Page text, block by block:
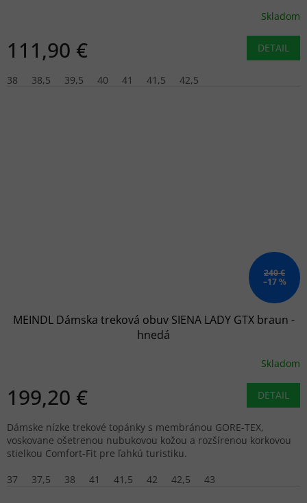
Skladom
111,90 € DETAIL
38 38,5 39,5 40 41 41,5 42,5
240 €
–17 %
MEINDL Dámska treková obuv SIENA LADY GTX braun -
hnedá
Skladom
199,20 € DETAIL
Dámske nízke trekové topánky s membránou GORE-TEX,
voskovane ošetrenou nubukovou kožou a rozšírenou korkovou
stielkou Comfort-Fit pre ľahkú turistiku.
37
37,5 38 41 41,5 42 42,5 43